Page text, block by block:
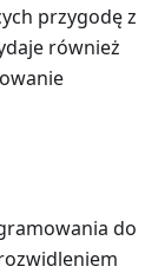
przygodę z
również
do